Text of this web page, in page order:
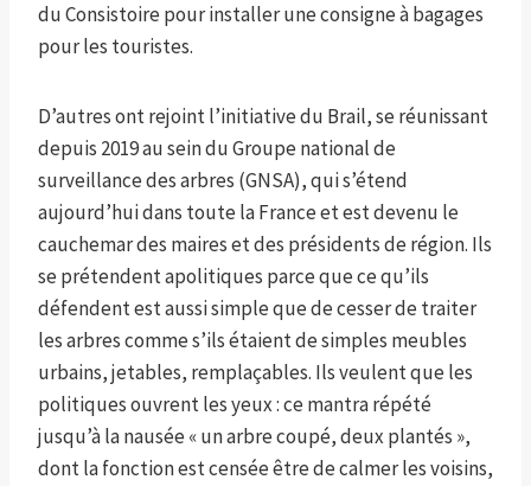
du Consistoire pour installer une consigne à bagages
pour les touristes.
D’autres ont rejoint l’initiative du Brail, se réunissant
depuis 2019 au sein du Groupe national de
surveillance des arbres (GNSA), qui s’étend
aujourd’hui dans toute la France et est devenu le
cauchemar des maires et des présidents de région. Ils
se prétendent apolitiques parce que ce qu’ils
défendent est aussi simple que de cesser de traiter
les arbres comme s’ils étaient de simples meubles
urbains, jetables, remplaçables. Ils veulent que les
politiques ouvrent les yeux : ce mantra répété
jusqu’à la nausée « un arbre coupé, deux plantés »,
dont la fonction est censée être de calmer les voisins,